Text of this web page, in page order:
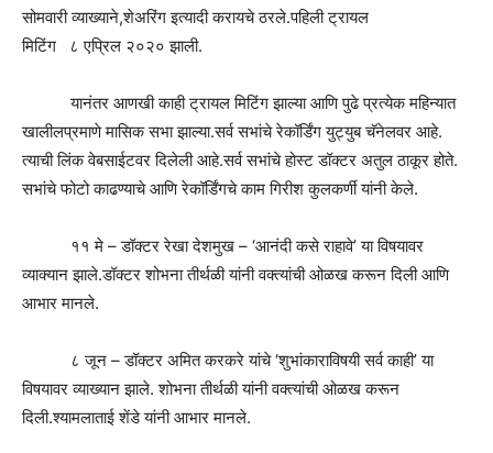
सोमवारी व्याख्याने,शेअरिंग इत्यादी करायचे ठरले.पहिली ट्रायल
मिटिंग ८ एप्रिल २०२० झाली.
यानंतर आणखी काही ट्रायल मिटिंग झाल्या आणि पुढे प्रत्येक महिन्यात
खालीलप्रमाणे मासिक सभा झाल्या.सर्व सभांचे रेकॉर्डिंग युट्युब चॅनेलवर आहे.
त्याची लिंक वेबसाईटवर दिलेली आहे.सर्व सभांचे होस्ट डॉक्टर अतुल ठाकूर होते.
सभांचे फोटो काढण्याचे आणि रेकॉर्डिंगचे काम गिरीश कुलकर्णी यांनी केले.
११ मे – डॉक्टर रेखा देशमुख – ‘आनंदी कसे राहावे’ या विषयावर
व्याक्यान झाले.डॉक्टर शोभना तीर्थळी यांनी वक्त्यांची ओळख करून दिली आणि
आभार मानले.
८ जून – डॉक्टर अमित करकरे यांचे ‘शुभांकाराविषयी सर्व काही’ या
विषयावर व्याख्यान झाले. शोभना तीर्थळी यांनी वक्त्यांची ओळख करून
दिली.श्यामलाताई शेंडे यांनी आभार मानले.